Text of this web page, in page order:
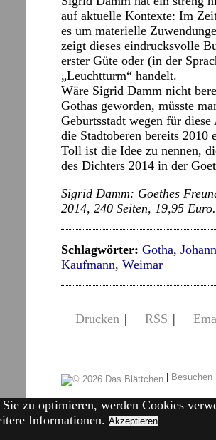
auf aktuelle Kontexte: Im
es um materielle
zeigt dieses eindrucksvolle
erster Güte oder (in der
„Leuchtturm“ handelt.
Wäre Sigrid Damm nicht
Gothas geworden, müsste
Geburtsstadt wegen für
die Stadtoberen bereits 2010
Toll ist die Idee zu nennen,
des Dichters 2014 in der
Sigrid Damm: Goethes
2014, 240 Seiten, 19,95 Euro.
Schlagwörter: Gotha,
Kaufmann, Weimar
Drucken | RSS |
|
zu optimieren, werden Cookies
Informationen. Akzeptieren